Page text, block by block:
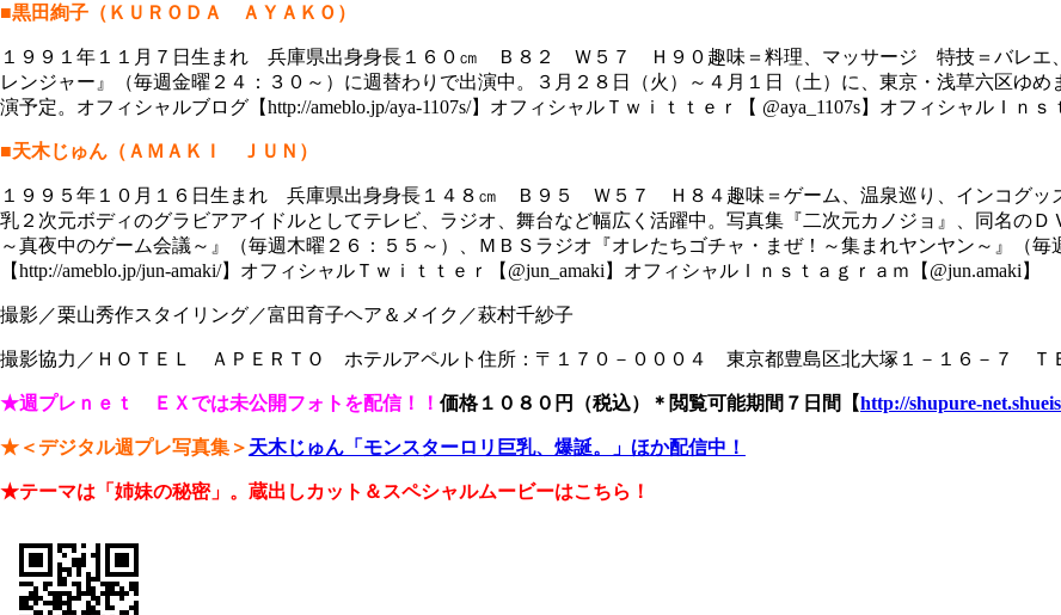
■黒田絢子（ＫＵＲＯＤＡ ＡＹＡＫＯ）
１９９１年１１月７日生まれ 兵庫県出身身長１６０㎝ Ｂ８２ Ｗ５７ Ｈ９０趣味＝料理、マッサージ 特技＝バレエ
レンジャー』（毎週金曜２４：３０～）に週替わりで出演中。３月２８日（火）～４月１日（土）に、東京・浅草六区ゆ
演予定。オフィシャルブログ【http://ameblo.jp/aya-1107s/】オフィシャルＴｗｉｔｔｅｒ【 @aya_1107s】オフィシャルＩｎｓ
■天木じゅん（ＡＭＡＫＩ ＪＵＮ）
１９９５年１０月１６日生まれ 兵庫県出身身長１４８㎝ Ｂ９５ Ｗ５７ Ｈ８４趣味＝ゲーム、温泉巡り、インコグッ
乳２次元ボディのグラビアアイドルとしてテレビ、ラジオ、舞台など幅広く活躍中。写真集『二次元カノジョ』、同名の
～真夜中のゲーム会議～』（毎週木曜２６：５５～）、ＭＢＳラジオ『オレたちゴチャ・まぜ！～集まれヤンヤン～』（
【http://ameblo.jp/jun-amaki/】オフィシャルＴｗｉｔｔｅｒ【@jun_amaki】オフィシャルＩｎｓｔａｇｒａｍ【@jun.amaki】
撮影／栗山秀作スタイリング／富田育子ヘア＆メイク／萩村千紗子
撮影協力／ＨＯＴＥＬ ＡＰＥＲＴＯ ホテルアペルト住所：〒１７０－０００４ 東京都豊島区北大塚１－１６－７ ＴＥ
★週プレｎｅｔ ＥＸでは未公開フォトを配信！！ 価格１０８０円（税込）＊閲覧可能期間７日間 【http://shupure-
★＜デジタル週プレ写真集＞ 天木じゅん「モンスターロリ巨乳、爆誕。」ほか配信中！
★テーマは「姉妹の秘密」。蔵出しカット＆スペシャルムービーはこちら！